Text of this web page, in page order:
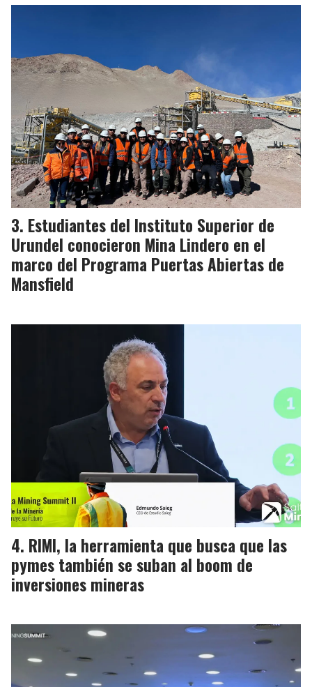
Estudiantes del Instituto Superior de
Urundel conocieron Mina Lindero en el
marco del Programa Puertas Abiertas de
Mansfield
RIMI, la herramienta que busca que las
pymes también se suban al boom de
inversiones mineras